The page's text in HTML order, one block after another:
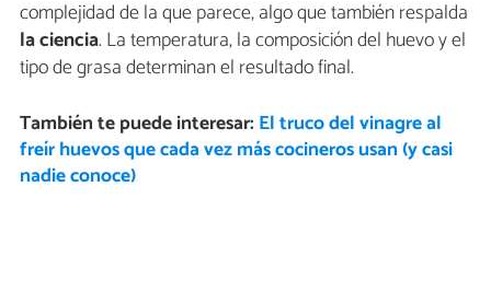
complejidad de la que parece, algo que también respalda
la ciencia. La temperatura, la composición del huevo y el
tipo de grasa determinan el resultado final.
También te puede interesar: El truco del vinagre al
freír huevos que cada vez más cocineros usan (y casi
nadie conoce)